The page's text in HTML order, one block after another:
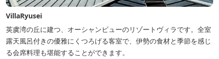
VillaRyusei
英虞湾の丘に建つ、オーシャンビューのリゾートヴィラです。全室
露天風呂付きの優雅にくつろげる客室で、伊勢の食材と季節を感じ
る会席料理も堪能することができます。